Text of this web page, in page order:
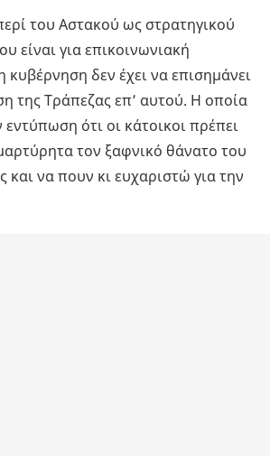
του Αστακού ως στρατηγικού
είναι για επικοινωνιακή
κυβέρνηση δεν έχει να επισημάνει
της Τράπεζας επ’ αυτού. Η οποία
εντύπωση ότι οι κάτοικοι πρέπει
τον ξαφνικό θάνατο του
και να πουν κι ευχαριστώ για την